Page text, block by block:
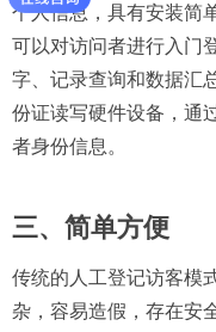
个人信息，具有安装简
可以对访问者进行入门
字、记录查询和数据汇
份证读写硬件设备，通
者身份信息。
三、简单方便
传统的人工登记访客模
杂，容易造假，存在安